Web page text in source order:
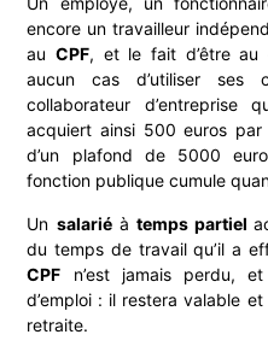
encore un travailleur
auCPF, et le fait d’être au
aucun cas d’utiliser ses
collaborateur d’entreprise
acquiert ainsi 500 euros
d’un plafond de 5000
fonction publique cumule
Un salariéà temps partiel
du temps de travail qu’il a
CPF n’est jamais perdu,
d’emploi : il restera valable
retraite.